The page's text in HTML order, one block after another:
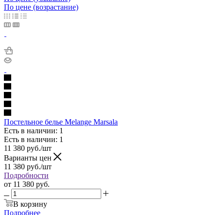
По цене (возрастание)
Постельное белье Melange Marsala
Есть в наличии: 1
Есть в наличии: 1
11 380 руб./шт
Варианты цен
11 380 руб./шт
Подробности
от 11 380 руб.
В корзину
Подробнее